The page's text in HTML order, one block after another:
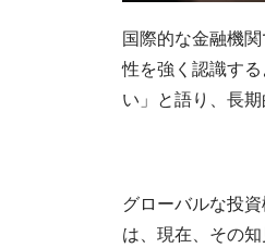
国際的な金融機
性を強く認識す
い」と語り、長
グローバルな投
は、現在、その